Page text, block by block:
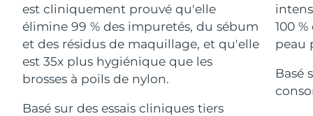
est cliniquement prouvé qu'elle
élimine 99 % des impuretés, du sébum
et des résidus de maquillage, et qu'elle
est 35x plus hygiénique que les
brosses à poils de nylon.
Basé sur des essais cliniques tiers
100
peau
Basé
Acheter tout
FOREO APP
À PROPROS
Jersey Livraison estimée8/16/26
Kazakhstan Livraison estimée
8/11/26